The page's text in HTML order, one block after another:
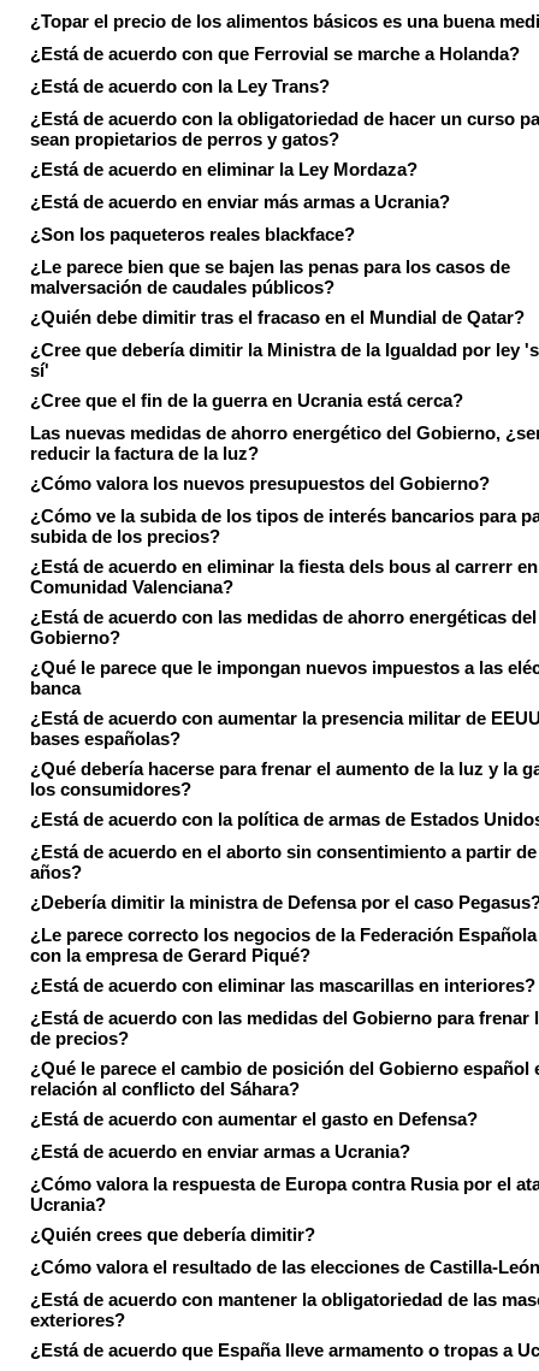
¿Topar el precio de los alimentos básicos es una buena
¿Está de acuerdo con que Ferrovial se marche a Holanda?
¿Está de acuerdo con la Ley Trans?
¿Está de acuerdo con la obligatoriedad de hacer un curso
sean propietarios de perros y gatos?
¿Está de acuerdo en eliminar la Ley Mordaza?
¿Está de acuerdo en enviar más armas a Ucrania?
¿Son los paqueteros reales blackface?
¿Le parece bien que se bajen las penas para los casos de
malversación de caudales públicos?
¿Quién debe dimitir tras el fracaso en el Mundial de Qatar?
¿Cree que debería dimitir la Ministra de la Igualdad por ley
sí'
¿Cree que el fin de la guerra en Ucrania está cerca?
Las nuevas medidas de ahorro energético del Gobierno,
reducir la factura de la luz?
¿Cómo valora los nuevos presupuestos del Gobierno?
¿Cómo ve la subida de los tipos de interés bancarios para
subida de los precios?
¿Está de acuerdo en eliminar la fiesta dels bous al carrerr
Comunidad Valenciana?
¿Está de acuerdo con las medidas de ahorro energéticas del
Gobierno?
¿Qué le parece que le impongan nuevos impuestos a las
banca
¿Está de acuerdo con aumentar la presencia militar de
bases españolas?
¿Qué debería hacerse para frenar el aumento de la luz y la
los consumidores?
¿Está de acuerdo con la política de armas de Estados
¿Está de acuerdo en el aborto sin consentimiento a partir
años?
¿Debería dimitir la ministra de Defensa por el caso
¿Le parece correcto los negocios de la Federación
con la empresa de Gerard Piqué?
¿Está de acuerdo con eliminar las mascarillas en interiores?
¿Está de acuerdo con las medidas del Gobierno para frenar
de precios?
¿Qué le parece el cambio de posición del Gobierno español
relación al conflicto del Sáhara?
¿Está de acuerdo con aumentar el gasto en Defensa?
¿Está de acuerdo en enviar armas a Ucrania?
¿Cómo valora la respuesta de Europa contra Rusia por el
Ucrania?
¿Quién crees que debería dimitir?
¿Cómo valora el resultado de las elecciones de Castilla-
¿Está de acuerdo con mantener la obligatoriedad de las
exteriores?
¿Está de acuerdo que España lleve armamento o tropas a